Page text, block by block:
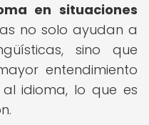
en situaciones
no solo ayudan a
sino que
entendimiento
idioma, lo que es